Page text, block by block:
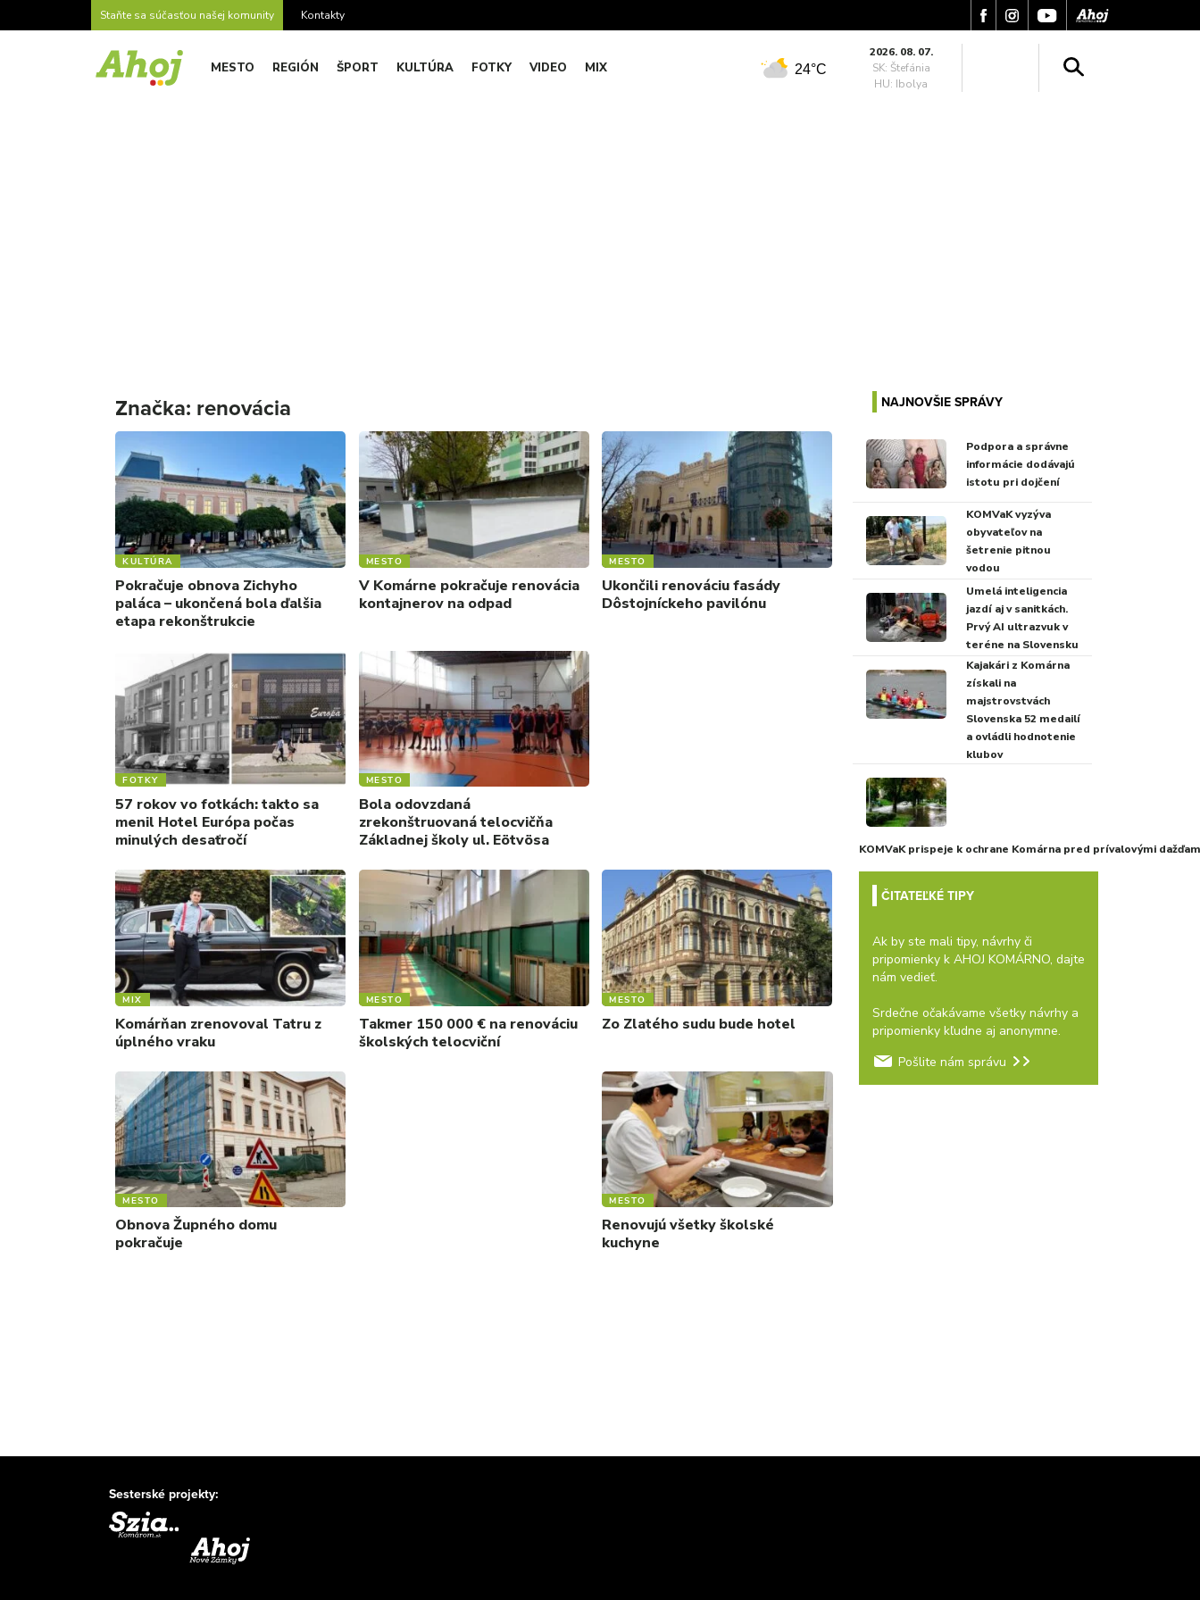
Staňte sa súčasťou našej komunity Kontakty
MESTO REGIÓN ŠPORT KULTÚRA FOTKY VIDEO MIX 24°C
2026. 08. 07.
SK: Štefánia
HU: Ibolya
Značka: renovácia
KULTÚRA
Pokračuje obnova Zichyho
paláca – ukončená bola ďalšia
etapa rekonštrukcie
MESTO
V Komárne pokračuje renovácia
kontajnerov na odpad
MESTO
Ukončili renováciu fasády
Dôstojníckeho pavilónu
FOTKY
57 rokov vo fotkách: takto sa
menil Hotel Európa počas
minulých desaťročí
MESTO
Bola odovzdaná
zrekonštruovaná telocvičňa
Základnej školy ul. Eötvösa
MIX
Komárňan zrenovoval Tatru z
úplného vraku
MESTO
Takmer 150 000 € na renováciu
školských telocviční
MESTO
Zo Zlatého sudu bude hotel
MESTO
Obnova Župného domu
pokračuje
MESTO
Renovujú všetky školské
kuchyne
NAJNOVŠIE SPRÁVY
Podpora a správne
informácie dodávajú
istotu pri dojčení
KOMVaK vyzýva
obyvateľov na
šetrenie pitnou
vodou
Umelá inteligencia
jazdí aj v sanitkách.
Prvý AI ultrazvuk v
teréne na Slovensku
Kajakári z Komárna
získali na
majstrovstvách
Slovenska 52 medailí
a ovládli hodnotenie
klubov
KOMVaK prispeje k ochrane Komárna pred prívalovými
ČITATEĽKÉ TIPY
Ak by ste mali tipy, návrhy či
pripomienky k AHOJ KOMÁRNO, dajte
nám vedieť.
Srdečne očakávame všetky návrhy a
pripomienky kľudne aj anonymne.
Pošlite nám správu
Sesterské projekty: